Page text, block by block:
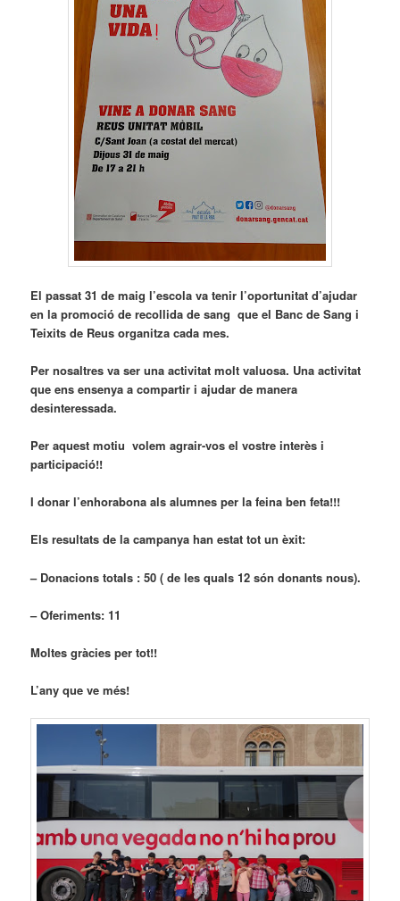
El passat 31 de maig l’escola va tenir l’oportunitat d’ajudar
en la promoció de recollida de sang que el Banc de Sang i
Teixits de Reus organitza cada mes.
Per nosaltres va ser una activitat molt valuosa. Una activitat
que ens ensenya a compartir i ajudar de manera
desinteressada.
Per aquest motiu volem agrair-vos el vostre interès i
participació!!
I donar l’enhorabona als alumnes per la feina ben feta!!!
Els resultats de la campanya han estat tot un èxit:
– Donacions totals : 50 ( de les quals 12 són donants nous).
– Oferiments: 11
Moltes gràcies per tot!!
L’any que ve més!